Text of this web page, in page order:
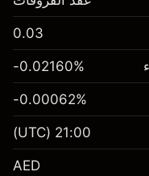
من خلال عقود
0.03
-0.02160%
-0.00062%
21:00
(UTC)
AED